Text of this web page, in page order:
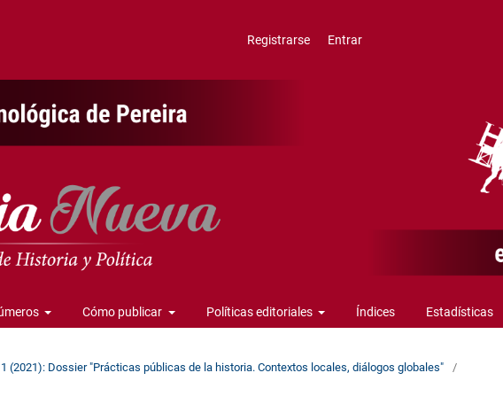
Registrarse Entrar
Cómo publicar Políticas editoriales Índices Estadísticas
1 (2021): Dossier "Prácticas públicas de la historia. Contextos locales, diálogos globales"
/